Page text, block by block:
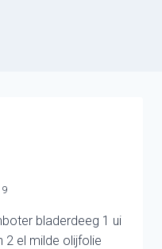
bladerdeeg 1 ui
2 el milde olijfolie